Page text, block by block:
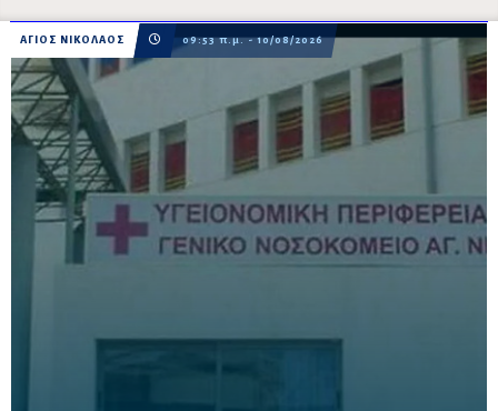
ΑΓΙΟΣ ΝΙΚΟΛΑΟΣ 09:53 π.μ. - 10/08/2026